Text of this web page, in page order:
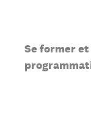
Se former